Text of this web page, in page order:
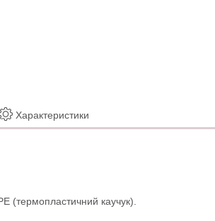
Характеристики
(термопластичний каучук).